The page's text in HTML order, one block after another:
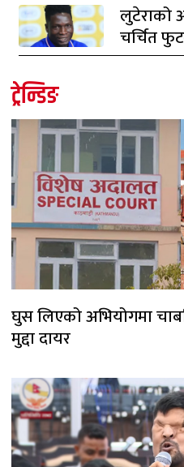
लुटेराको
चर्चित
ट्रेन्डिङ
घुस लिएको अभियोगमा
मुद्दा दायर